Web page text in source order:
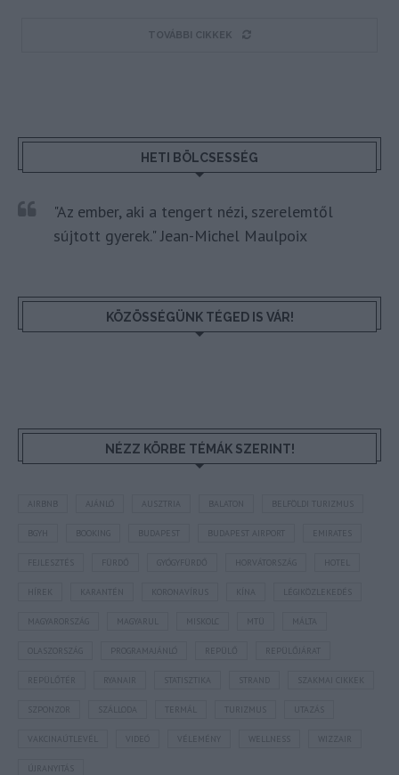
TOVÁBBI CIKKEK
HETI BÖLCSESSÉG
"Az ember, aki a tengert nézi, szerelemtől
sújtott gyerek." Jean-Michel Maulpoix
KÖZÖSSÉGÜNK TÉGED IS VÁR!
NÉZZ KÖRBE TÉMÁK SZERINT!
AUSZTRIA BALATON BELFÖLDI TURIZMUS
BUDAPEST BUDAPEST AIRPORT EMIRATES
FEJLESZTÉS HORVÁTORSZÁG HOTEL
KARANTÉN LÉGIKÖZLEKEDÉS
MAGYARORSZÁG MTÜ MÁLTA
OLASZORSZÁG REPÜLŐJÁRAT
REPÜLŐTÉR STATISZTIKA STRAND SZAKMAI CIKKEK
SZPONZOR SZÁLLODA TERMÁL TURIZMUS UTAZÁS
VAKCINAÚTLEVÉL WIZZAIR
ÚJRANYITÁS